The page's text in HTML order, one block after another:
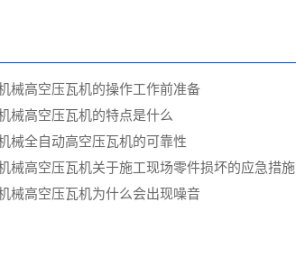
械高空压瓦机的操作工作前准备
械‌高空压瓦机的特点是什么
械‌全自动高空压瓦机的可靠性
械高空压瓦机关于施工现场零件损坏的应急措施
械高空压瓦机为什么会出现噪音